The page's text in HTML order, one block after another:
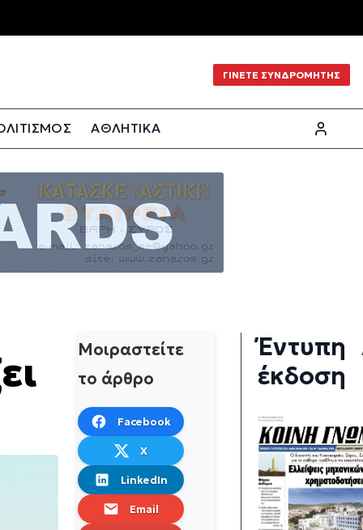
ΓΙΝΕΤΕ ΣΥΝΔΡΟΜΗΤΗΣ
ΑΘΛΗΤΙΚΑ
Μοιραστείτε
το άρθρο
Facebook
X
LinkedIn
Email
Έντυπη
έκδοση